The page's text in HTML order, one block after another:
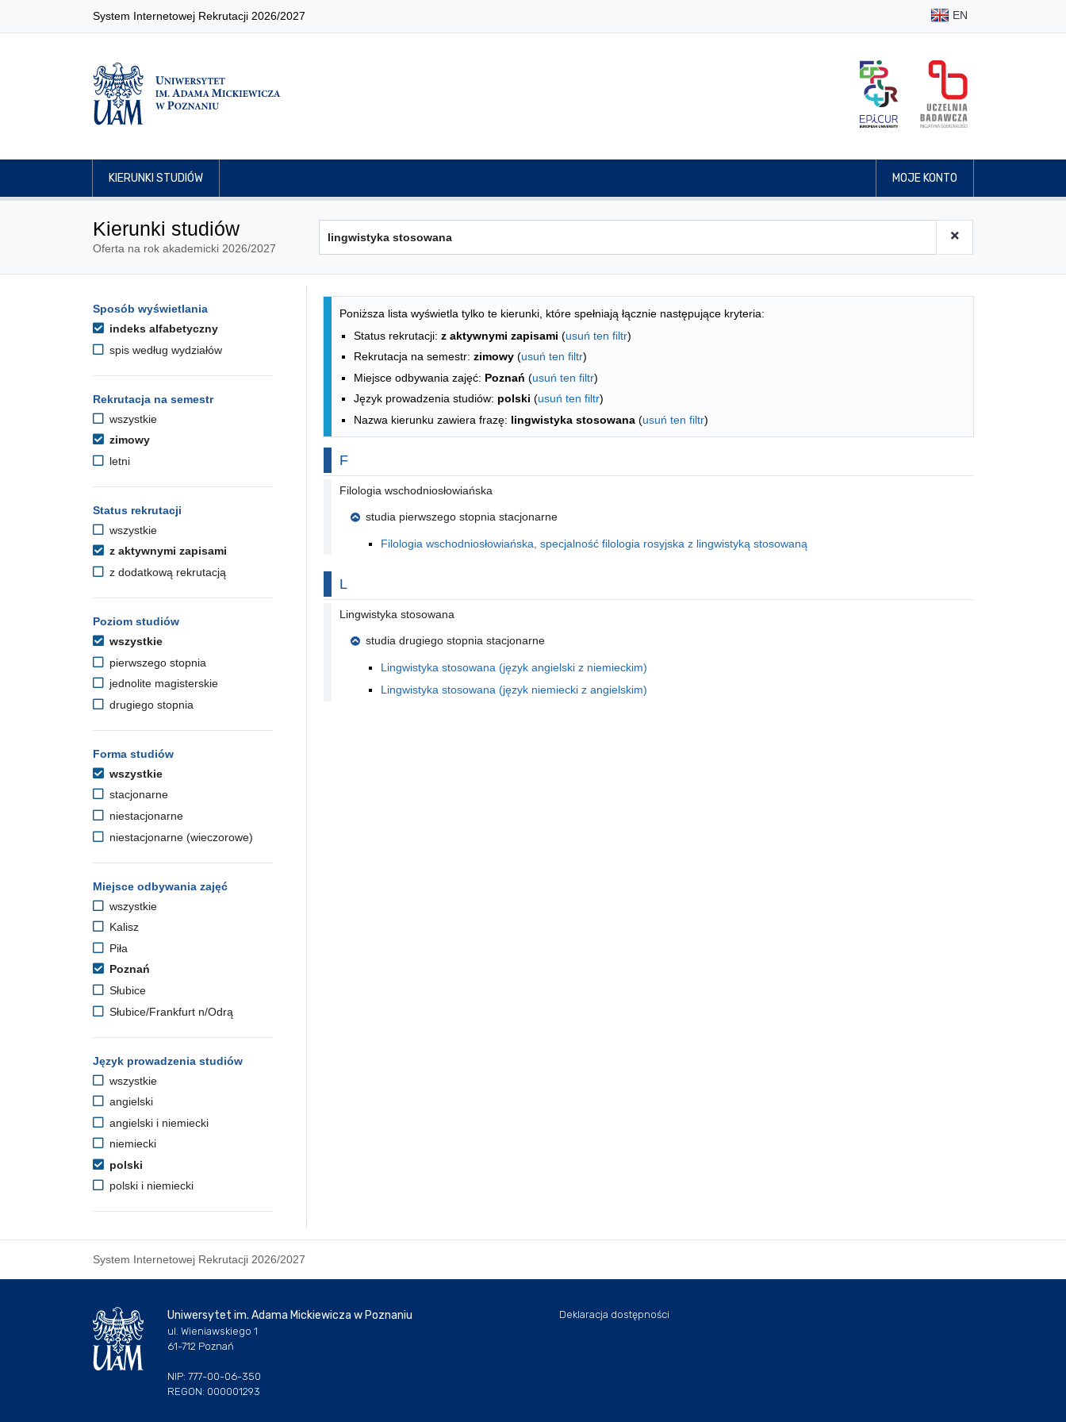
System Internetowej Rekrutacji 2026/2027 EN
KIERUNKI STUDIÓW MOJE KONTO
Kierunki studiów
Oferta na rok akademicki 2026/2027
Opcje filtrowania kierunków studiów
Przejdź do listy kierunków
Sposób wyświetlania
indeks alfabetyczny
spis według wydziałów
Rekrutacja na semestr
wszystkie
zimowy
letni
Status rekrutacji
wszystkie
z aktywnymi zapisami
z dodatkową rekrutacją
Poziom studiów
wszystkie
pierwszego stopnia
jednolite magisterskie
drugiego stopnia
Forma studiów
wszystkie
stacjonarne
niestacjonarne
niestacjonarne (wieczorowe)
Miejsce odbywania zajęć
wszystkie
Kalisz
Piła
Poznań
Słubice
Słubice/Frankfurt n/Odrą
Język prowadzenia studiów
wszystkie
angielski
angielski i niemiecki
niemiecki
polski
polski i niemiecki
Lista kierunków - indeks alfabetyczny
Poniższa lista wyświetla tylko te kierunki, które spełniają łącznie następujące kryteria:
Status rekrutacji: z aktywnymi zapisami (usuń ten filtr)
Rekrutacja na semestr: zimowy (usuń ten filtr)
Miejsce odbywania zajęć: Poznań (usuń ten filtr)
Język prowadzenia studiów: polski (usuń ten filtr)
Nazwa kierunku zawiera frazę: lingwistyka stosowana (usuń ten filtr)
Na literę
F
Filologia wschodniosłowiańska
studia pierwszego stopnia stacjonarne
Filologia wschodniosłowiańska, specjalność filologia rosyjska z lingwistyką stosowaną
Na literę
L
Lingwistyka stosowana
studia drugiego stopnia stacjonarne
Lingwistyka stosowana (język angielski z niemieckim)
Lingwistyka stosowana (język niemiecki z angielskim)
System Internetowej Rekrutacji 2026/2027
Uniwersytet im. Adama Mickiewicza w Poznaniu
ul. Wieniawskiego 1
61-712 Poznań
NIP: 777-00-06-350
REGON: 000001293
Deklaracja dostępności